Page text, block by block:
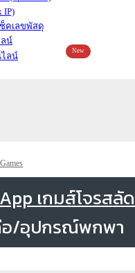
IP)
ช็คเลขพัสดุ
น์
ลน์
New
Games
เกมส์โจรสลั